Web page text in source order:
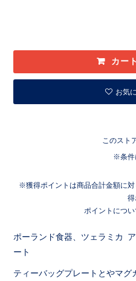
お気
このスト
条件
獲得ポイントは商品合計金額に
得
ポイントについ
ポーランド食器、ツェラミカ
ート
ティーバッグプレートとやマグ